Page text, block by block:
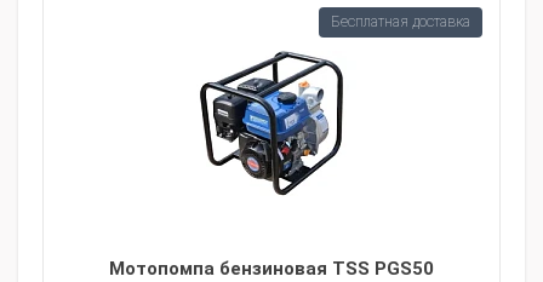
Мотопомпа бензиновая TSS PGS50
Бесплатная доставка